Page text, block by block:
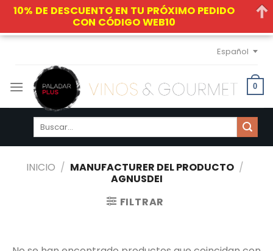
Skip
content
Español
0
Buscar
INICIO / MANUFACTURER DEL PRODUCTO /
AGNUSDEI
FILTRAR
10% DE DESCUENTO EN TU PRÓXIMO PEDIDO
CON CÓDIGO WEB10